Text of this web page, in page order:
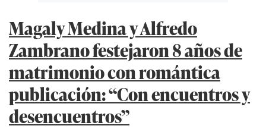
Magaly Medina y Alfredo
Zambrano festejaron 8 años de
matrimonio con romántica
publicación: “Con encuentros y
desencuentros”